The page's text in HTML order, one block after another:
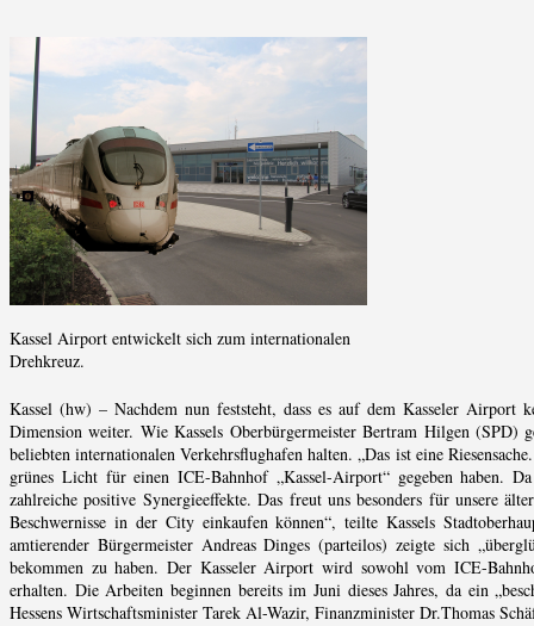
Kassel Airport entwickelt sich zum internationalen
Drehkreuz.
Kassel (hw) – Nachdem nun feststeht, dass es auf dem Kasseler
Dimension weiter. Wie Kassels Oberbürgermeister Bertram Hilgen (SPD)
beliebten internationalen Verkehrsflughafen halten. „Das ist eine
grünes Licht für einen ICE-Bahnhof „Kassel-Airport“ gegeben haben.
zahlreiche positive Synergieeffekte. Das freut uns besonders für unsere
Beschwernisse in der City einkaufen können“, teilte Kassels
amtierender Bürgermeister Andreas Dinges (parteilos) zeigte sich
bekommen zu haben. Der Kasseler Airport wird sowohl vom ICE-
erhalten. Die Arbeiten beginnen bereits im Juni dieses Jahres, da ein
Hessens Wirtschaftsminister Tarek Al-Wazir, Finanzminister Dr.Thomas